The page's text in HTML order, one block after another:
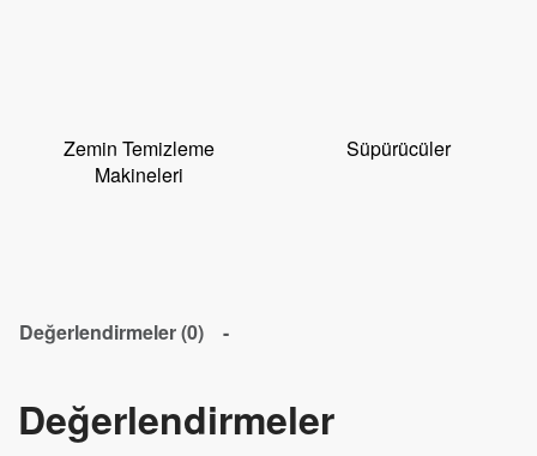
Zemin Temizleme
Makineleri
Süpürücüler
Değerlendirmeler (0)
Değerlendirmeler